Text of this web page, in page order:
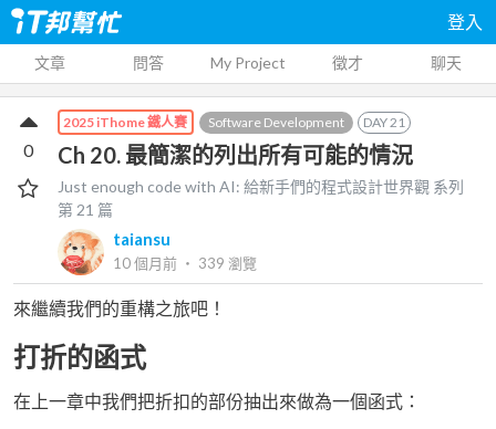
登入
文章 問答 My Project 徵才 聊天
2025 iThome 鐵人賽 Software Development DAY21
Ch 20. 最簡潔的列出所有可能的情況
Just enough code with AI: 給新手們的程式設計世界觀 系列
第21 篇
taiansu
10 個月前 ‧ 339 瀏覽
0
來繼續我們的重構之旅吧！
打折的函式
在上一章中我們把折扣的部份抽出來做為一個函式：